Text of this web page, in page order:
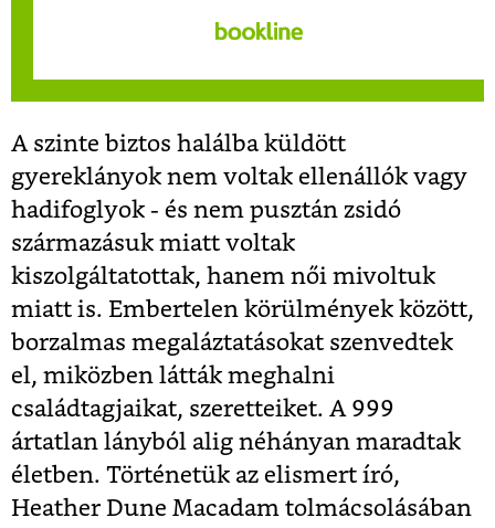
A szinte biztos halálba küldött
gyereklányok nem voltak ellenállók vagy
hadifoglyok - és nem pusztán zsidó
származásuk miatt voltak
kiszolgáltatottak, hanem női mivoltuk
miatt is. Embertelen körülmények között,
borzalmas megaláztatásokat szenvedtek
el, miközben látták meghalni
családtagjaikat, szeretteiket. A 999
ártatlan lányból alig néhányan maradtak
életben. Történetük az elismert író,
Heather Dune Macadam tolmácsolásában